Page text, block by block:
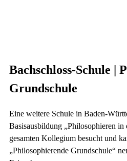
Bachschloss-Schule |
Grundschule
Eine weitere Schule in Baden-
Basisausbildung „Philosophieren in
gesamten Kollegium besucht und
„Philosophierende Grundschule“